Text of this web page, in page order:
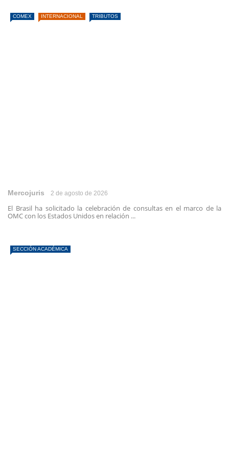
COMEX INTERNACIONAL TRIBUTOS
Mercojuris 2 de agosto de 2026
El Brasil ha solicitado la celebración de consultas en el marco de la
OMC con los Estados Unidos en relación ...
SECCIÓN ACADÉMICA